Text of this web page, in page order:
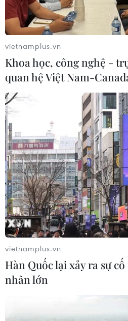
Iran mở rộng danh
Mỹ ám sát Tướng
28/12/2020 00:46
Số lượng những kẻ bị cáo
Iran Qassem Soleimani đã
và Iran đã gửi lệnh truy nã các
gia.
vietnamplus.vn
Khoa học, công nghệ -
quan hệ Việt Nam-
vietnamplus.vn
Hàn Quốc lại xảy ra sự
nhân lớn